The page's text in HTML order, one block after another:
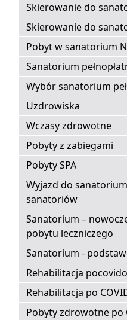
Skierowanie do
Skierowanie do
Pobyt w sanatorium
Sanatorium
Wybór sanatorium
Uzdrowiska
Wczasy zdrowotne
Pobyty z zabiegami
Pobyty SPA
Wyjazd do
sanatoriów
Sanatorium –
pobytu leczniczego
Sanatorium -
Rehabilitacja
Rehabilitacja po
Pobyty zdrowotne po